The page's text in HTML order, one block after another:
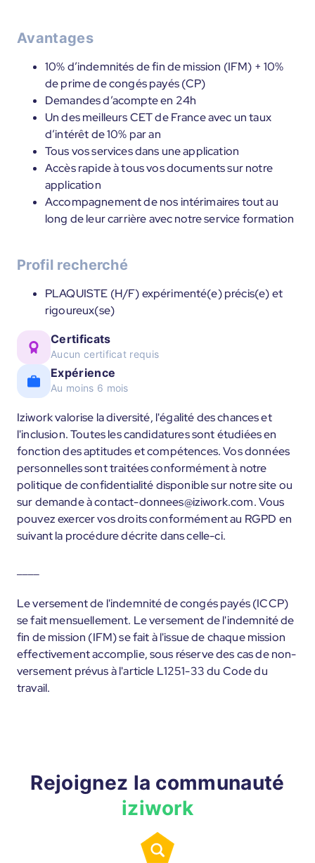
Avantages
10% d’indemnités de fin de mission (IFM) + 10%
de prime de congés payés (CP)
Demandes d’acompte en 24h
Un des meilleurs CET de France avec un taux
d’intérêt de 10% par an
Tous vos services dans une application
Accès rapide à tous vos documents sur notre
application
Accompagnement de nos intérimaires tout au
long de leur carrière avec notre service formation
Profil recherché
PLAQUISTE (H/F) expérimenté(e) précis(e) et
rigoureux(se)
Certificats
Aucun certificat requis
Expérience
Au moins 6 mois
Iziwork valorise la diversité, l'égalité des chances et
l'inclusion. Toutes les candidatures sont étudiées en
fonction des aptitudes et compétences. Vos données
personnelles sont traitées conformément à notre
politique de confidentialité disponible sur notre site ou
sur demande à contact-donnees@iziwork.com. Vous
pouvez exercer vos droits conformément au RGPD en
suivant la procédure décrite dans celle-ci.
Le versement de l'indemnité de congés payés (ICCP)
se fait mensuellement. Le versement de l'indemnité de
fin de mission (IFM) se fait à l'issue de chaque mission
effectivement accomplie, sous réserve des cas de non-
versement prévus à l'article L1251-33 du Code du
travail.
Rejoignez la communauté
iziwork